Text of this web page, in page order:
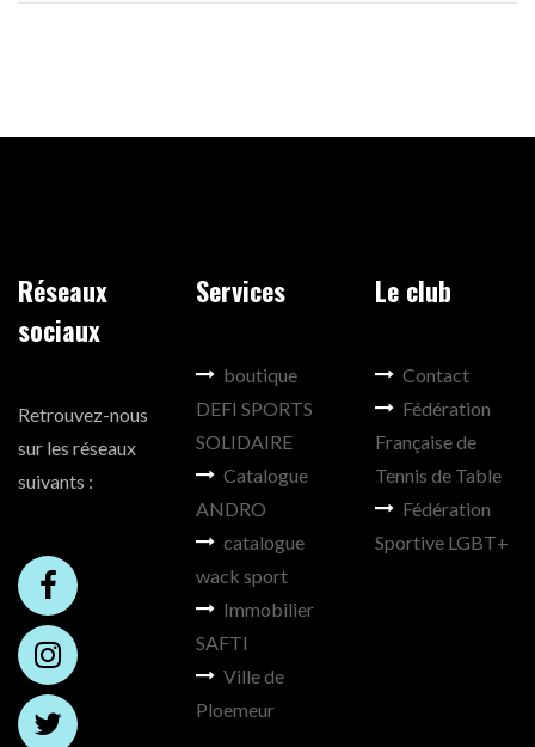
Réseaux
sociaux
Retrouvez-nous
sur les réseaux
suivants :
Services
boutique
DEFI SPORTS
SOLIDAIRE
Catalogue
ANDRO
catalogue
wack sport
Immobilier
SAFTI
Ville de
Ploemeur
Le club
Contact
Fédération
Française de
Tennis de Table
Fédération
Sportive LGBT+